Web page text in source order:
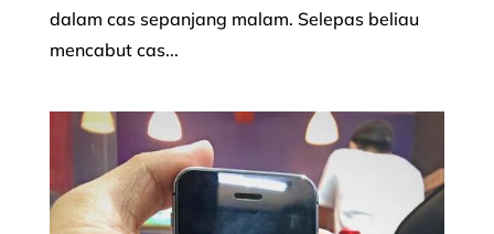
dalam cas sepanjang malam. Selepas beliau
mencabut cas...